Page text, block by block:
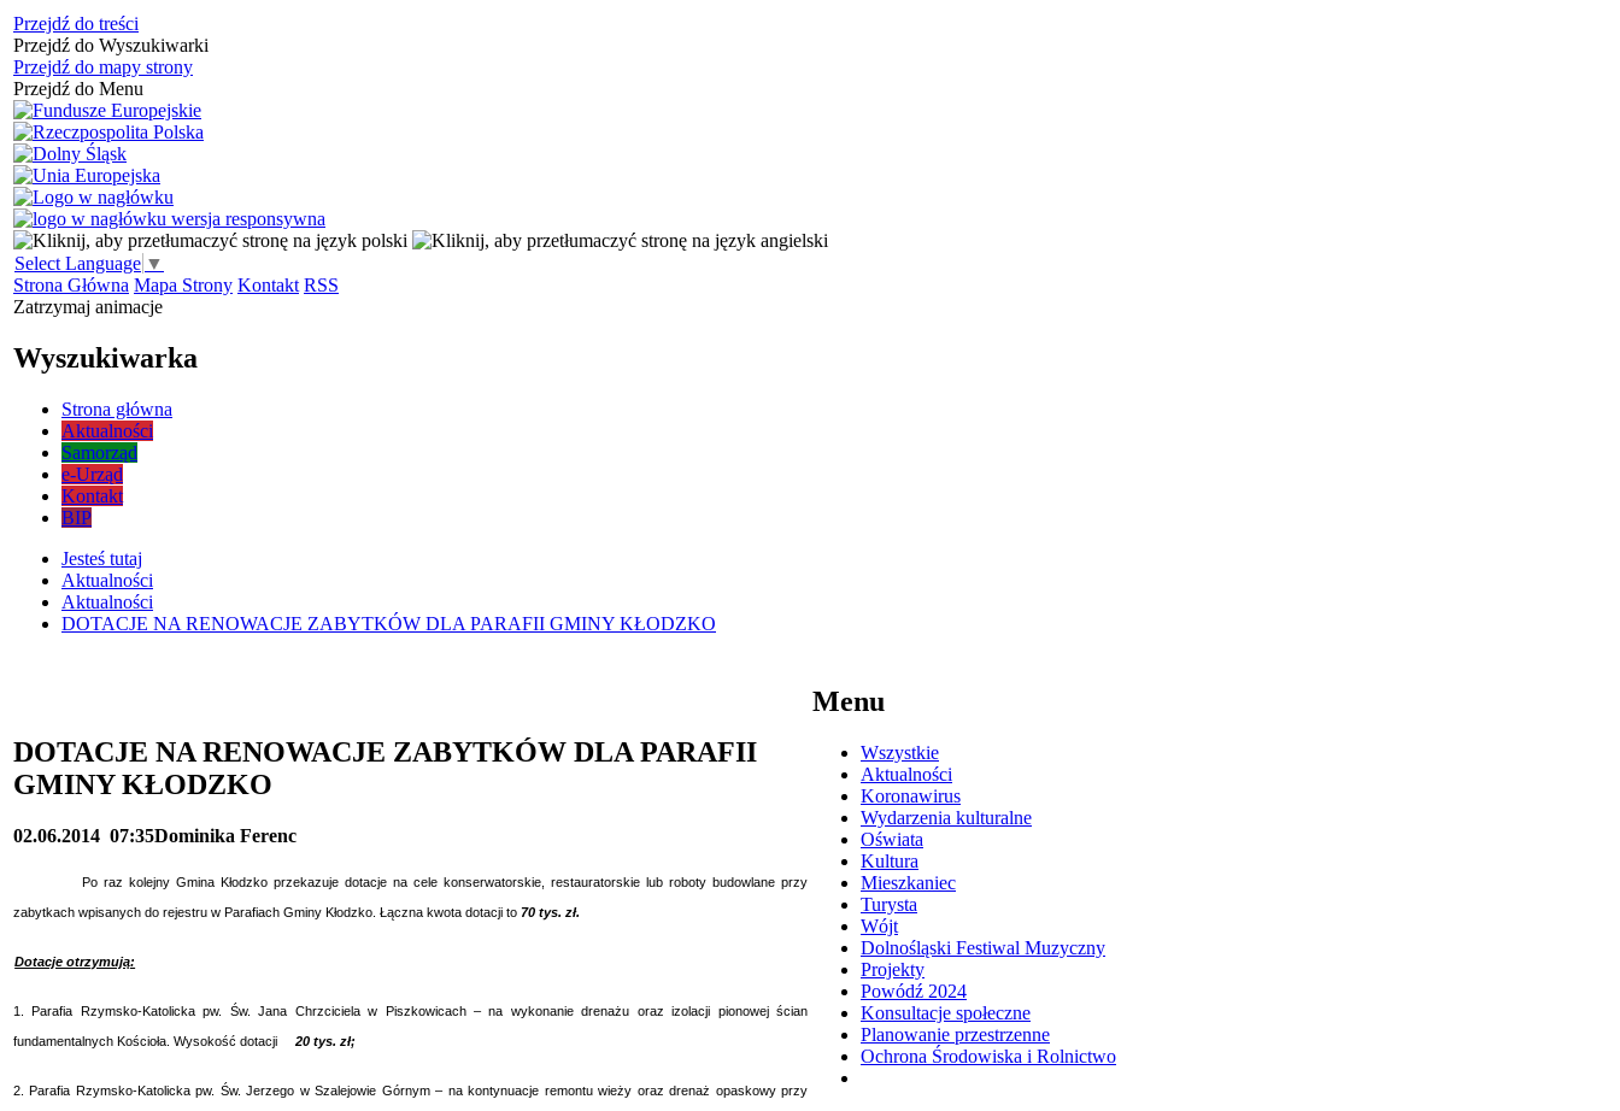
Przejdź do treści
Przejdź do Wyszukiwarki
Przejdź do mapy strony
Przejdź do Menu
Select Language ▼
Strona Główna Mapa Strony Kontakt RSS
Zatrzymaj animacje
Wyszukiwarka
Strona główna
Aktualności
Samorząd
e-Urząd
Kontakt
BIP
Jesteś tutaj
Aktualności
Aktualności
DOTACJE NA RENOWACJE ZABYTKÓW DLA PARAFII GMINY KŁODZKO
DOTACJE NA RENOWACJE ZABYTKÓW DLA PARAFII
GMINY KŁODZKO
02.06.2014 07:35Dominika Ferenc
Po raz kolejny Gmina Kłodzko przekazuje dotacje na cele konserwatorskie, restauratorskie lub roboty budowlane przy
zabytkach wpisanych do rejestru w Parafiach Gminy Kłodzko. Łączna kwota dotacji to 70 tys. zł.
Dotacje otrzymują:
1. Parafia Rzymsko-Katolicka pw. Św. Jana Chrzciciela w Piszkowicach – na wykonanie drenażu oraz izolacji pionowej ścian
fundamentalnych Kościoła. Wysokość dotacji 20 tys. zł;
2. Parafia Rzymsko-Katolicka pw. Św. Jerzego w Szalejowie Górnym – na kontynuacje remontu wieży oraz drenaż opaskowy przy
Menu
Wszystkie
Aktualności
Koronawirus
Wydarzenia kulturalne
Oświata
Kultura
Mieszkaniec
Turysta
Wójt
Dolnośląski Festiwal Muzyczny
Projekty
Powódź 2024
Konsultacje społeczne
Planowanie przestrzenne
Ochrona Środowiska i Rolnictwo